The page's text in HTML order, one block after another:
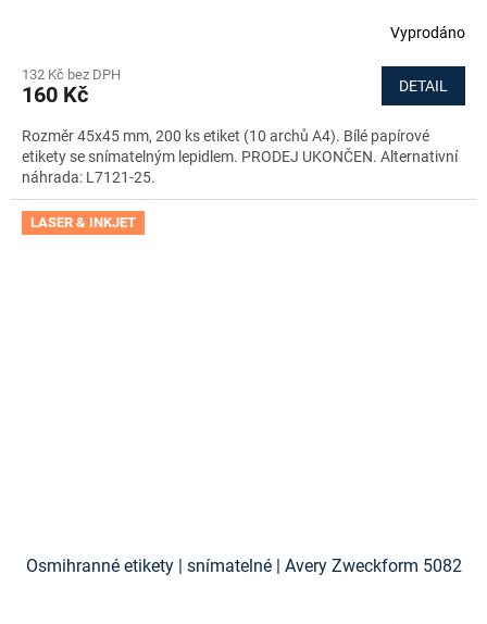
Vyprodáno
132 Kč bez DPH
160 Kč DETAIL
Rozměr 45x45 mm, 200 ks etiket (10 archů A4). Bílé papírové
etikety se snímatelným lepidlem. PRODEJ UKONČEN. Alternativní
náhrada: L7121-25.
LASER & INKJET
Osmihranné etikety | snímatelné | Avery Zweckform 5082